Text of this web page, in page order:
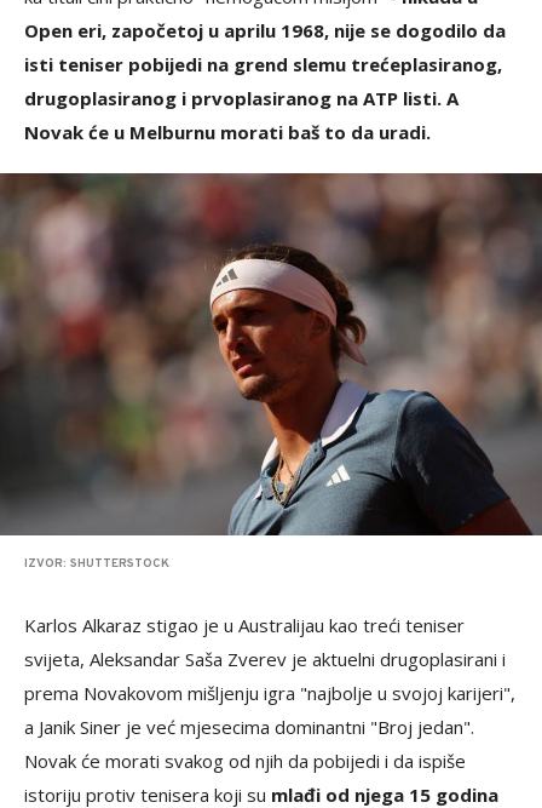
Open eri, započetoj u aprilu 1968, nije se dogodilo da
isti teniser pobijedi na grend slemu trećeplasiranog,
drugoplasiranog i prvoplasiranog na ATP listi. A
Novak će u Melburnu morati baš to da uradi.
IZVOR: SHUTTERSTOCK
Karlos Alkaraz stigao je u Australijau kao treći teniser
svijeta, Aleksandar Saša Zverev je aktuelni drugoplasirani i
prema Novakovom mišljenju igra "najbolje u svojoj karijeri",
a Janik Siner je već mjesecima dominantni "Broj jedan".
Novak će morati svakog od njih da pobijedi i da ispiše
istoriju protiv tenisera koji su mlađi od njega 15 godina